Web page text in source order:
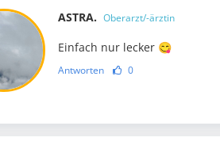
ASTRA. Oberarzt/-ärztin
Einfach nur lecker 😋
Antworten 0